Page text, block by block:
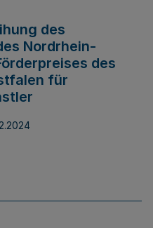
des
Nordrhein-
des
für